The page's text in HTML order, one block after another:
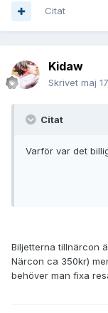
Citat
Kidaw
Skrivet maj
Citat
Varför var det
Biljetterna tillnärcon
Närcon ca 350kr)
behöver man fixa